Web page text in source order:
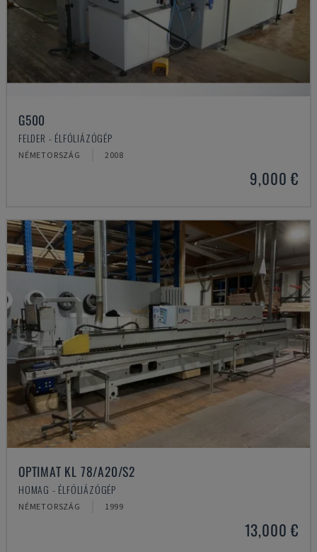
G500
FELDER - ÉLFÓLIÁZÓGÉP
NÉMETORSZÁG 2008
9,000 €
OPTIMAT KL 78/A20/S2
HOMAG - ÉLFÓLIÁZÓGÉP
NÉMETORSZÁG 1999
13,000 €